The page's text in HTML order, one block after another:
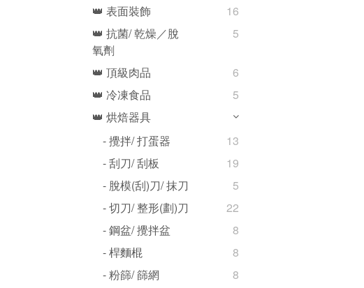
👑 表面裝飾
16
👑 抗菌/ 乾燥／脫
氧劑
5
👑 頂級肉品
6
👑 冷凍食品
5
👑 烘焙器具
- 攪拌/ 打蛋器
13
- 刮刀/ 刮板
19
- 脫模(刮)刀/ 抹刀
5
- 切刀/ 整形(劃)刀
22
- 鋼盆/ 攪拌盆
8
- 桿麵棍
8
- 粉篩/ 篩網
8